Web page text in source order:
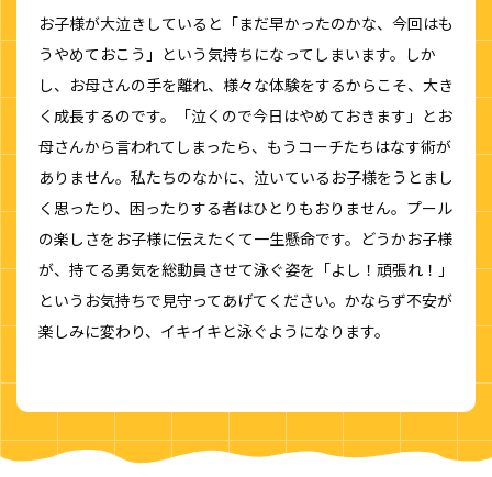
お子様が大泣きしていると「まだ早かったのかな、今回はも
うやめておこう」という気持ちになってしまいます。しか
し、お母さんの手を離れ、様々な体験をするからこそ、大き
く成長するのです。「泣くので今日はやめておきます」とお
母さんから言われてしまったら、もうコーチたちはなす術が
ありません。私たちのなかに、泣いているお子様をうとまし
く思ったり、困ったりする者はひとりもおりません。プール
の楽しさをお子様に伝えたくて一生懸命です。どうかお子様
が、持てる勇気を総動員させて泳ぐ姿を「よし！頑張れ！」
というお気持ちで見守ってあげてください。かならず不安が
楽しみに変わり、イキイキと泳ぐようになります。